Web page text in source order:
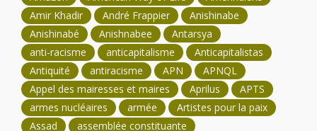
Amir Khadir
André Frappier
Anishinabe
Anishinabé
Anishnabee
Antarsya
anti-racisme
anticapitalisme
Anticapitalistas
Antiquité
antiracisme APN
APNQL
Appel des mairesses et maires
Aprilus
APTS
armes nucléaires
armée
Artistes pour la paix
Assad
assemblée constituante